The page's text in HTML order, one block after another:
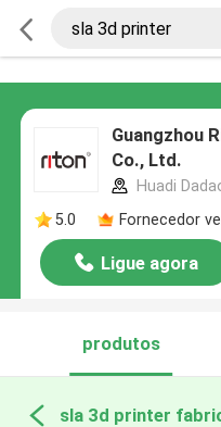
Guangzhou
Co., Ltd.
Huadi
5.0
Fornecedor
Ligue agora
produtos
sla 3d printer